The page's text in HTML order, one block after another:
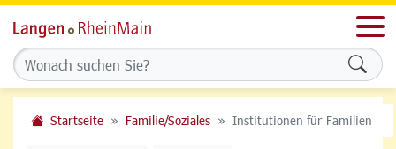
Startseite Familie/Soziales Institutionen für Familien